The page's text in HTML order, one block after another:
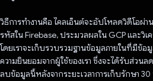
วิธีการทํางานคือ ไคลเอ็นต์จะอัปโหลดวิดีโอผ่า
รหัสใน Firebase, ประมวลผลใน GCP และวิ
โดยเราจะเก็บรวบรวมฐานข้อมูลภายในที่มีข้
ความยินยอมจากผู้ใช้ของเรา ซึ่งจะได้รับส่วน
ลบข้อมูลนี้หลังจากระยะเวลาการเก็บรักษา